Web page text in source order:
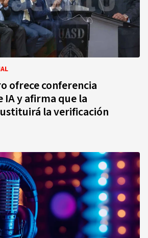
ofrece conferencia
y afirma que la
la verificación